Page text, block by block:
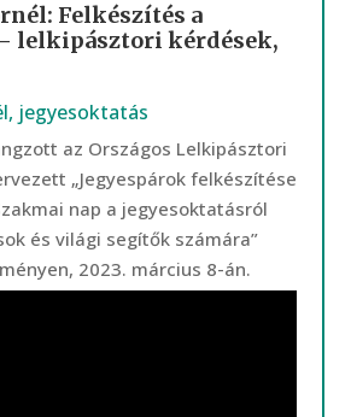
Felkészítés a
lelkipásztori kérdések,
, jegyesoktatás
az Országos Lelkipásztori
„Jegyespárok felkészítése
nap a jegyesoktatásról
és világi segítők számára”
2023. március 8-án.